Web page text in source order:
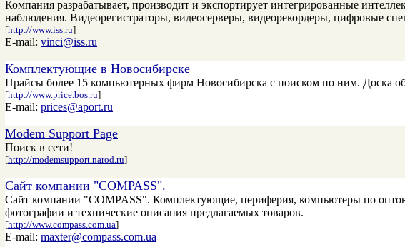
Компания разрабатывает, производит и экспортирует интегрированные
наблюдения. Видеорегистраторы, видеосерверы, видеорекордеры, цифровые
[http://www.iss.ru]
E-mail: vinci@iss.ru
Комплектующие в Новосибирске
Прайсы более 15 компьютерных фирм Новосибирска с поиском по ним. Доска
[http://www.price.bos.ru]
E-mail: prices@aport.ru
Modem Support Page
Поиск в сети!
[http://modemsupport.narod.ru]
Сайт компании "COMPASS".
Сайт компании "COMPASS". Комплектующие, периферия, компьютеры по
фотографии и технические описания предлагаемых товаров.
[http://www.compass.com.ua]
E-mail: maxter@compass.com.ua